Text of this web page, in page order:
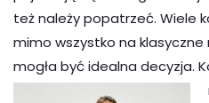
też należy popatrzeć. Wiele
mimo wszystko na
mogła być idealna decyzja.